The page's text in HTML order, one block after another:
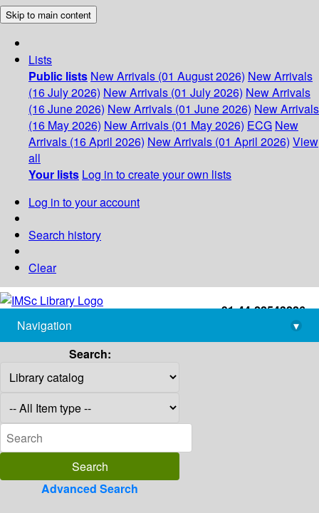
Skip to main content
Lists
Public lists New Arrivals (01 August 2026) New Arrivals
(16 July 2026) New Arrivals (01 July 2026) New Arrivals
(16 June 2026) New Arrivals (01 June 2026) New Arrivals
(16 May 2026) New Arrivals (01 May 2026) ECG New
Arrivals (16 April 2026) New Arrivals (01 April 2026) View
all
Your lists Log in to create your own lists
Log in to your account
Search history
Clear
+91-44-22543226
library@imsc.res.in
Navigation
▾
Search:
Advanced Search